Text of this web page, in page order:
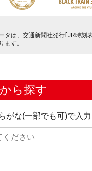
タは、 交通新聞社発行｢JR時刻
ます。
ら探す
がな(一部でも可)で入力